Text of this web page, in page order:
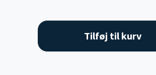
Tilføj til kurv